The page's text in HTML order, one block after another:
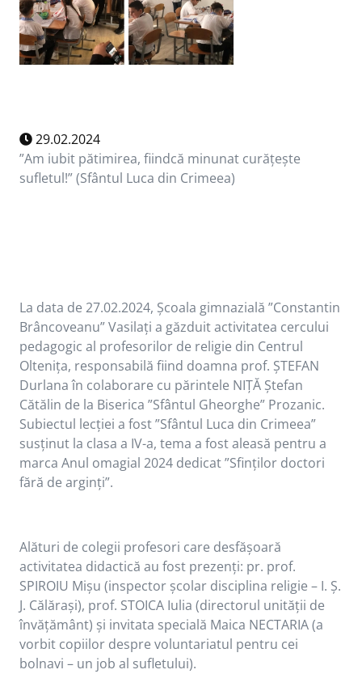
29.02.2024
”Am iubit pătimirea, fiindcă minunat curățește
sufletul!” (Sfântul Luca din Crimeea)
La data de 27.02.2024, Școala gimnazială ”Constantin
Brâncoveanu” Vasilați a găzduit activitatea cercului
pedagogic al profesorilor de religie din Centrul
Oltenița, responsabilă fiind doamna prof. ȘTEFAN
Durlana în colaborare cu părintele NIȚĂ Ștefan
Cătălin de la Biserica ”Sfântul Gheorghe” Prozanic.
Subiectul lecției a fost ”Sfântul Luca din Crimeea”
susținut la clasa a IV-a, tema a fost aleasă pentru a
marca Anul omagial 2024 dedicat ”Sfinților doctori
fără de arginți”.
Alături de colegii profesori care desfășoară
activitatea didactică au fost prezenți: pr. prof.
SPIROIU Mișu (inspector școlar disciplina religie – I. Ș.
J. Călărași), prof. STOICA Iulia (directorul unității de
învățământ) și invitata specială Maica NECTARIA (a
vorbit copiilor despre voluntariatul pentru cei
bolnavi – un job al sufletului).